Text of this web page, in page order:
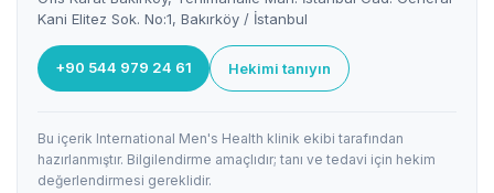
Kani Elitez Sok. No:1, Bakırköy / İstanbul
+90 544 979 24 61 Hekimi tanıyın
Bu içerik International Men's Health klinik ekibi tarafından
hazırlanmıştır. Bilgilendirme amaçlıdır; tanı ve tedavi için hekim
değerlendirmesi gereklidir.